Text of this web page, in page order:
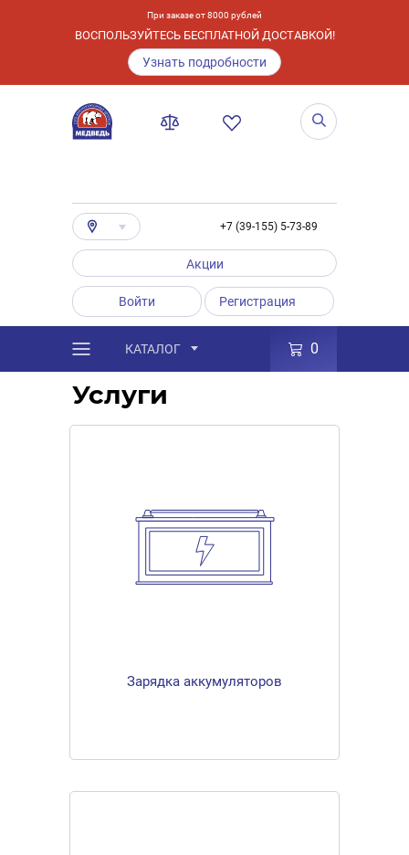
При заказе от 8000 рублей
ВОСПОЛЬЗУЙТЕСЬ БЕСПЛАТНОЙ ДОСТАВКОЙ!
Узнать подробности
+7 (39-155) 5-73-89
Акции
Войти Регистрация
КАТАЛОГ 0
Услуги
Услуги
Зарядка аккумуляторов